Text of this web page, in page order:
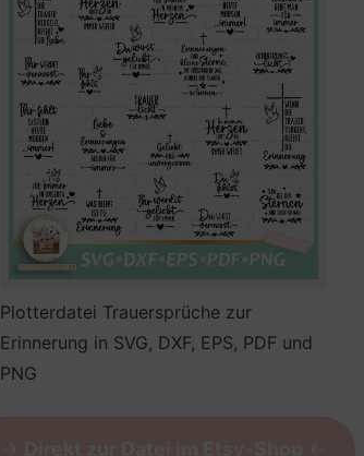
Plotterdatei Trauersprüche zur
Erinnerung in SVG, DXF, EPS, PDF und
PNG